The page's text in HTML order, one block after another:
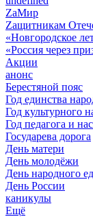
ZaМир
Zащитникам
«Новгородское
«Россия через
Акции
анонс
Берестяной пояс
Год единства
Год культурного
Год педагога и
Государева дорога
День матери
День молодёжи
День народного
День России
каникулы
Ещё